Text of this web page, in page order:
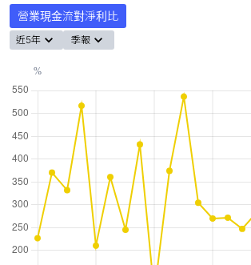
營業現金流對淨利比
近5年 季報